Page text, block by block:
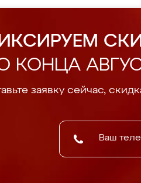
КОНЦА
заявку сейчас,